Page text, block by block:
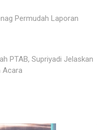
Permudah Laporan
PTAB, Supriyadi Jelaskan
Acara